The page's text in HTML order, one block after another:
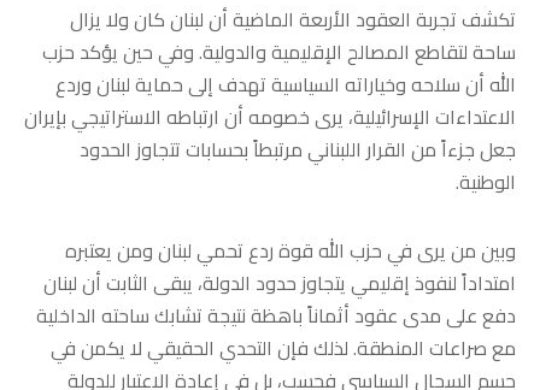
تكشف تجربة العقود الأربعة الماضية أن لبنان كان ولا يزال
ساحة لتقاطع المصالح الإقليمية والدولية. وفي حين يؤكد حزب
الله أن سلاحه وخياراته السياسية تهدف إلى حماية لبنان وردع
الاعتداءات الإسرائيلية، يرى خصومه أن ارتباطه الاستراتيجي بإيران
جعل جزءاً من القرار اللبناني مرتبطاً بحسابات تتجاوز الحدود
الوطنية.
وبين من يرى في حزب الله قوة ردع تحمي لبنان ومن يعتبره
امتداداً لنفوذ إقليمي يتجاوز حدود الدولة، يبقى الثابت أن لبنان
دفع على مدى عقود أثماناً باهظة نتيجة تشابك ساحته الداخلية
مع صراعات المنطقة. لذلك فإن التحدي الحقيقي لا يكمن في
حسم السجال السياسي فحسب، بل في إعادة الاعتبار للدولة